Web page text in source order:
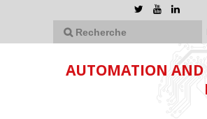
AUTOMATION AND